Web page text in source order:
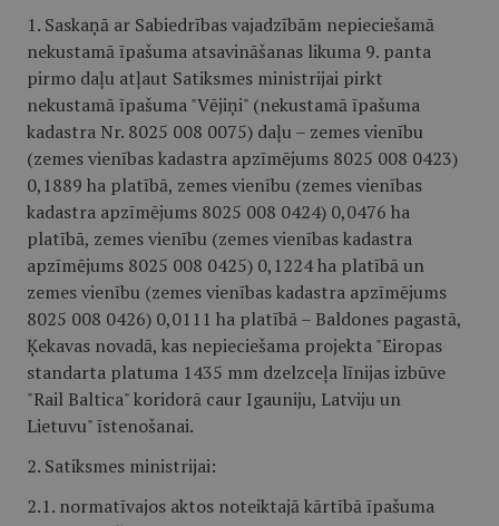
1. Saskaņā ar Sabiedrības vajadzībām nepieciešamā
nekustamā īpašuma atsavināšanas likuma 9. panta
pirmo daļu atļaut Satiksmes ministrijai pirkt
nekustamā īpašuma "Vējiņi" (nekustamā īpašuma
kadastra Nr. 8025 008 0075) daļu – zemes vienību
(zemes vienības kadastra apzīmējums 8025 008 0423)
0,1889 ha platībā, zemes vienību (zemes vienības
kadastra apzīmējums 8025 008 0424) 0,0476 ha
platībā, zemes vienību (zemes vienības kadastra
apzīmējums 8025 008 0425) 0,1224 ha platībā un
zemes vienību (zemes vienības kadastra apzīmējums
8025 008 0426) 0,0111 ha platībā – Baldones pagastā,
Ķekavas novadā, kas nepieciešama projekta "Eiropas
standarta platuma 1435 mm dzelzceļa līnijas izbūve
"Rail Baltica" koridorā caur Igauniju, Latviju un
Lietuvu" īstenošanai.
2. Satiksmes ministrijai:
2.1. normatīvajos aktos noteiktajā kārtībā īpašuma